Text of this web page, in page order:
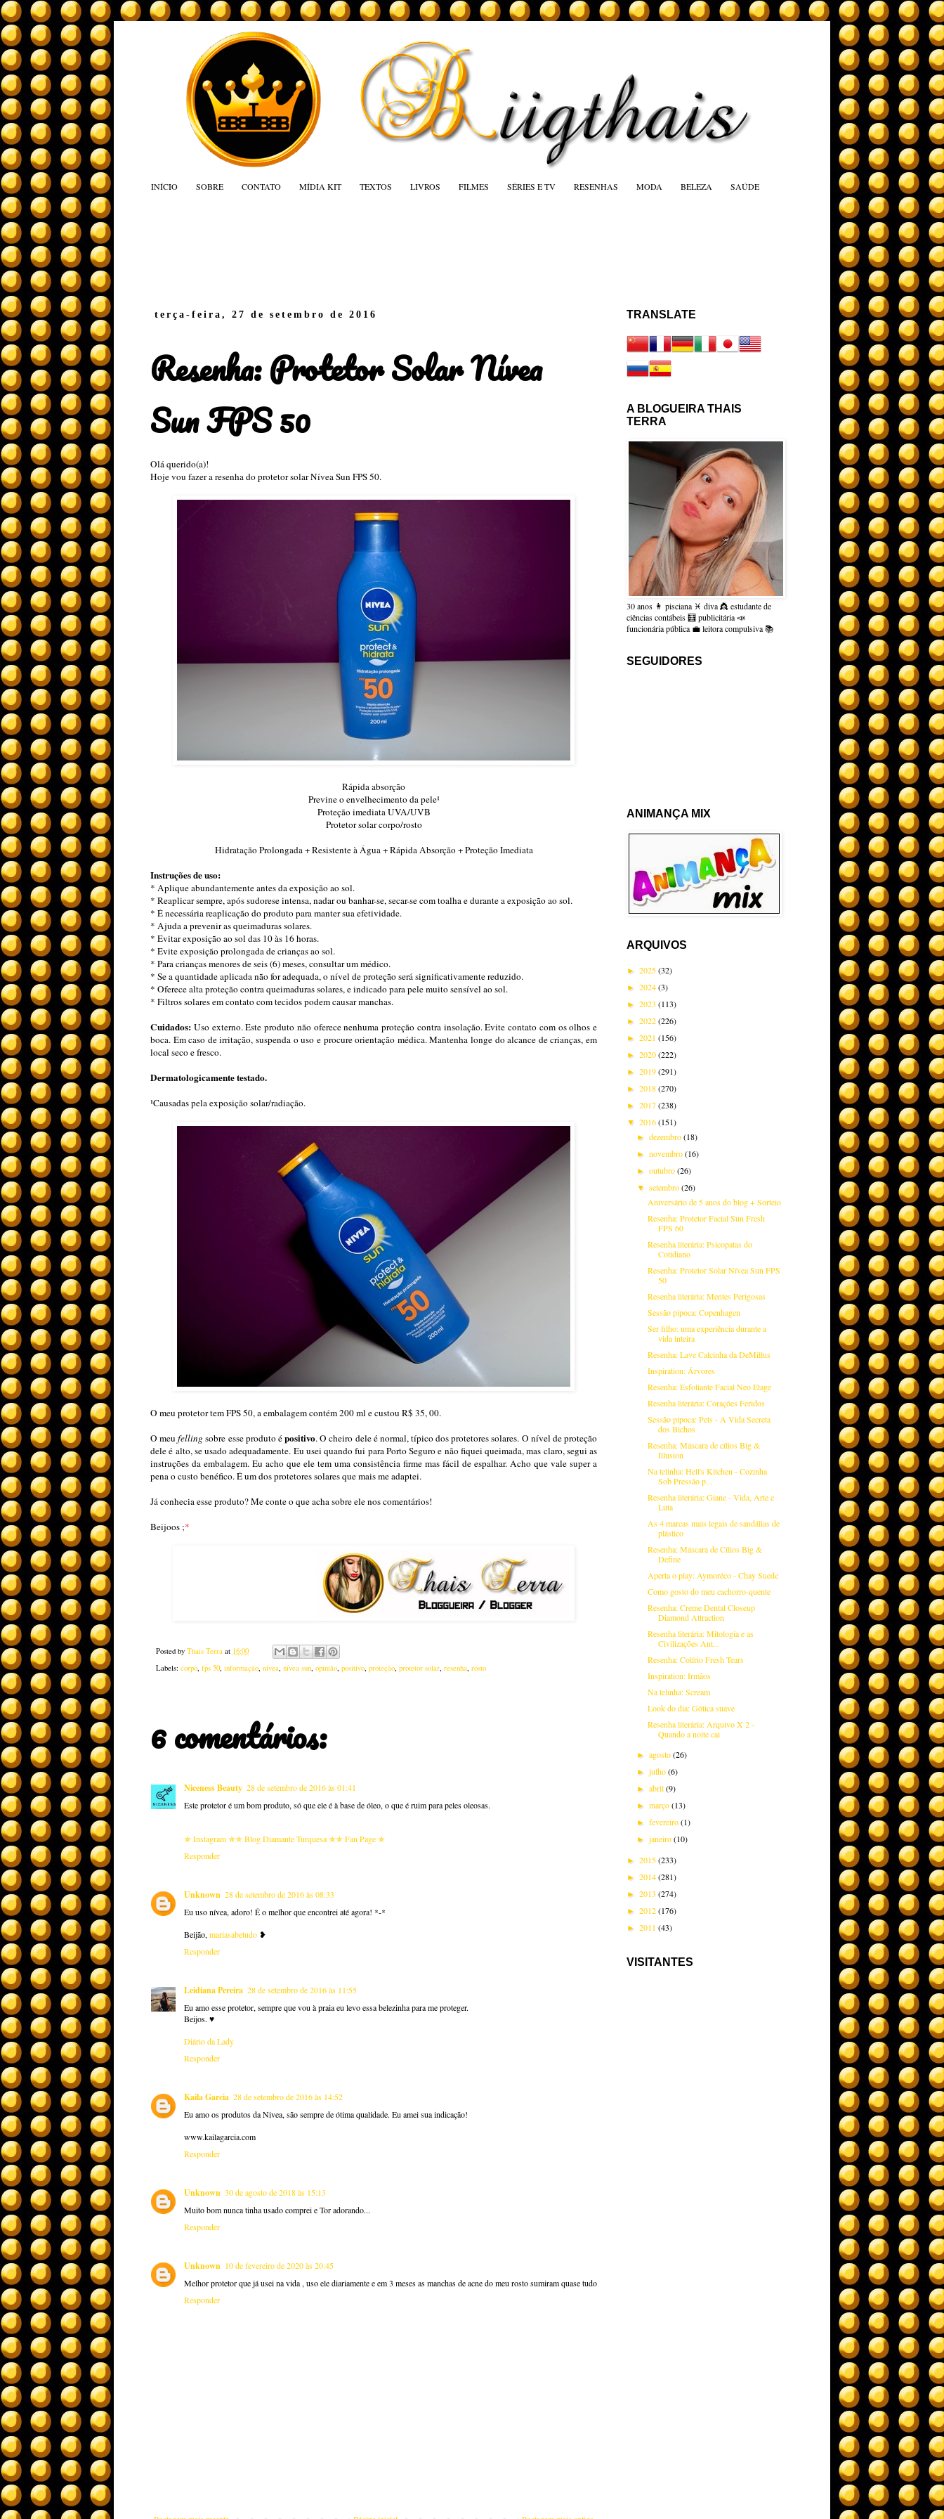
INÍCIO SOBRE CONTATO MÍDIA KIT TEXTOS LIVROS FILMES SÉRIES E TV RESENHAS MODA BELEZA SAÚDE
terça-feira, 27 de setembro de 2016
Resenha: Protetor Solar Nívea
Sun FPS 50
Olá querido(a)!
Hoje vou fazer a resenha do protetor solar Nívea Sun FPS 50.
Rápida absorção
Previne o envelhecimento da pele¹
Proteção imediata UVA/UVB
Protetor solar corpo/rosto
Hidratação Prolongada + Resistente à Água + Rápida Absorção + Proteção Imediata
Instruções de uso:
* Aplique abundantemente antes da exposição ao sol.
* Reaplicar sempre, após sudorese intensa, nadar ou banhar-se, secar-se com toalha e durante a exposição ao sol.
* É necessária reaplicação do produto para manter sua efetividade.
* Ajuda a prevenir as queimaduras solares.
* Evitar exposição ao sol das 10 às 16 horas.
* Evite exposição prolongada de crianças ao sol.
* Para crianças menores de seis (6) meses, consultar um médico.
* Se a quantidade aplicada não for adequada, o nível de proteção será significativamente reduzido.
* Oferece alta proteção contra queimaduras solares, e indicado para pele muito sensível ao sol.
* Filtros solares em contato com tecidos podem causar manchas.
Cuidados: Uso externo. Este produto não oferece nenhuma proteção contra insolação. Evite contato com os olhos e
boca. Em caso de irritação, suspenda o uso e procure orientação médica. Mantenha longe do alcance de crianças, em
local seco e fresco.
Dermatologicamente testado.
¹Causadas pela exposição solar/radiação.
O meu protetor tem FPS 50, a embalagem contém 200 ml e custou R$ 35, 00.
O meufelling sobre esse produto épositivo. O cheiro dele é normal, típico dos protetores solares. O nível de proteção
dele é alto, se usado adequadamente. Eu usei quando fui para Porto Seguro e não fiquei queimada, mas claro, segui as
instruções da embalagem. Eu acho que ele tem uma consistência firme mas fácil de espalhar. Acho que vale super a
pena o custo benéfico. É um dos protetores solares que mais me adaptei.
Já conhecia esse produto? Me conte o que acha sobre ele nos comentários!
Beijoos ;*
Posted by Thais Terra at 16:00
Labels: corpo, fps 50, informação, nívea, nívea sun, opinião, positivo, proteção, protetor solar, resenha, rosto
6 comentários:
Niceness Beauty 28 de setembro de 2016 às 01:41
Este protetor é um bom produto, só que ele é à base de óleo, o que é ruim para peles oleosas.
✯ Instagram ✯✯ Blog Diamante Turquesa ✯✯ Fan Page ✯
Responder
Unknown 28 de setembro de 2016 às 08:33
Eu uso nívea, adoro! É o melhor que encontrei até agora! *-*
Beijão,mariasabetudo ❥
Responder
Leidiana Pereira 28 de setembro de 2016 às 11:55
Eu amo esse protetor, sempre que vou à praia eu levo essa belezinha para me proteger.
Beijos. ♥
Diário da Lady
Responder
Kaila Garcia 28 de setembro de 2016 às 14:52
Eu amo os produtos da Nivea, são sempre de ótima qualidade. Eu amei sua indicação!
www.kailagarcia.com
Responder
Unknown 30 de agosto de 2018 às 15:13
Muito bom nunca tinha usado comprei e Tor adorando...
Responder
Unknown 10 de fevereiro de 2020 às 20:45
Melhor protetor que já usei na vida , uso ele diariamente e em 3 meses as manchas de acne do meu rosto sumiram quase tudo
Responder
TRANSLATE
A BLOGUEIRA THAIS
TERRA
30 anos 👩 pisciana ♓ diva 👸 estudante de
ciências contábeis 🧮 publicitária 📣
funcionária pública 💼 leitora compulsiva 📚
SEGUIDORES
ANIMANÇA MIX
ARQUIVOS
► 2025(32)
► 2024(3)
► 2023 (113)
► 2022(226)
► 2021 (156)
► 2020(222)
► 2019(291)
► 2018(270)
► 2017(238)
▼ 2016(151)
►dezembro(18)
►novembro(16)
►outubro(26)
▼setembro(26)
Aniversário de 5 anos do blog + Sorteio
Resenha: Protetor Facial Sun Fresh
FPS 60
Resenha literária: Psicopatas do
Cotidiano
Resenha: Protetor Solar Nívea Sun FPS
50
Resenha literária: Mentes Perigosas
Sessão pipoca: Copenhagen
Ser filho: uma experiência durante a
vida inteira
Resenha: Lave Calcinha da DeMillus
Inspiration: Árvores
Resenha: Esfoliante Facial Neo Etage
Resenha literária: Corações Feridos
Sessão pipoca: Pets - A Vida Secreta
dos Bichos
Resenha: Máscara de cílios Big &
Illusion
Na telinha: Hell's Kitchen - Cozinha
Sob Pressão p...
Resenha literária: Giane - Vida, Arte e
Luta
As 4 marcas mais legais de sandálias de
plástico
Resenha: Máscara de Cílios Big &
Define
Aperta o play: Aymoréco - Chay Suede
Como gosto do meu cachorro-quente
Resenha: Creme Dental Closeup
Diamond Attraction
Resenha literária: Mitologia e as
Civilizações Ant...
Resenha: Colírio Fresh Tears
Inspiration: Irmãos
Na telinha: Scream
Look do dia: Gótica suave
Resenha literária: Arquivo X 2 -
Quando a noite cai
►agosto(26)
►julho(6)
►abril(9)
►março(13)
►fevereiro(1)
►janeiro(10)
► 2015(233)
► 2014(281)
► 2013 (274)
► 2012(176)
► 2011 (43)
VISITANTES